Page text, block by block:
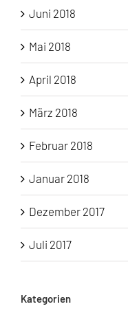
Juni 2018
Mai 2018
April 2018
März 2018
Februar 2018
Januar 2018
Dezember 2017
Juli 2017
Kategorien